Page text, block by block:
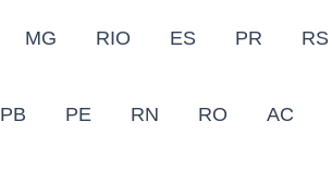
MG RIO ES PR RS
PB PE RN RO AC